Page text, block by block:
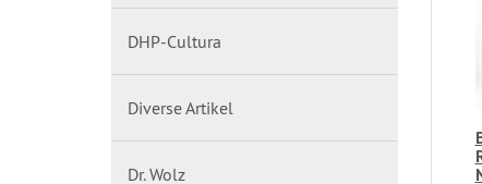
DHP-Cultura
Diverse Artikel
Dr. Wolz